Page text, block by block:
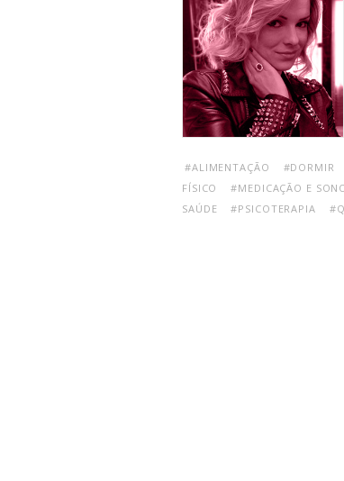
#ALIMENTAÇÃO #DORMIR
FÍSICO
#MEDICAÇÃO E
SAÚDE
#PSICOTERAPIA